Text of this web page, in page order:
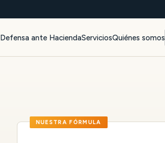
Defensa ante HaciendaServiciosQuiénes somos